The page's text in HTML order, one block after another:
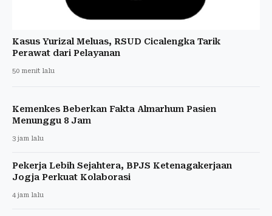
Kasus Yurizal Meluas, RSUD Cicalengka Tarik
Perawat dari Pelayanan
50 menit lalu
Kemenkes Beberkan Fakta Almarhum Pasien
Menunggu 8 Jam
3 jam lalu
Pekerja Lebih Sejahtera, BPJS Ketenagakerjaan
Jogja Perkuat Kolaborasi
4 jam lalu